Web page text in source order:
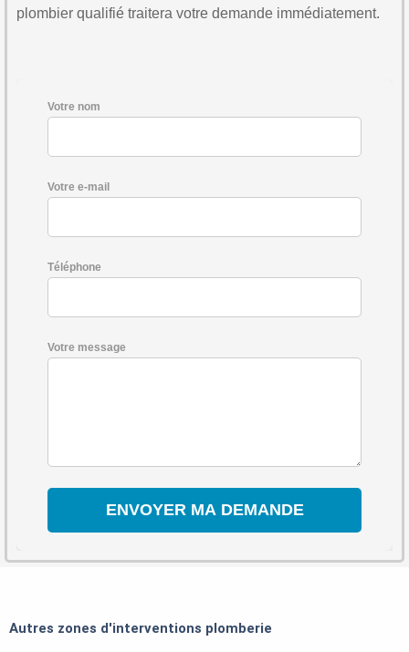
plombier qualifié traitera votre demande immédiatement.
Votre nom
Votre e-mail
Téléphone
Votre message
Autres zones d'interventions plomberie